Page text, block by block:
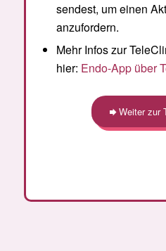
sendest, um einen
anzufordern.
Mehr Infos zur
hier: Endo-App über
Weiter zur